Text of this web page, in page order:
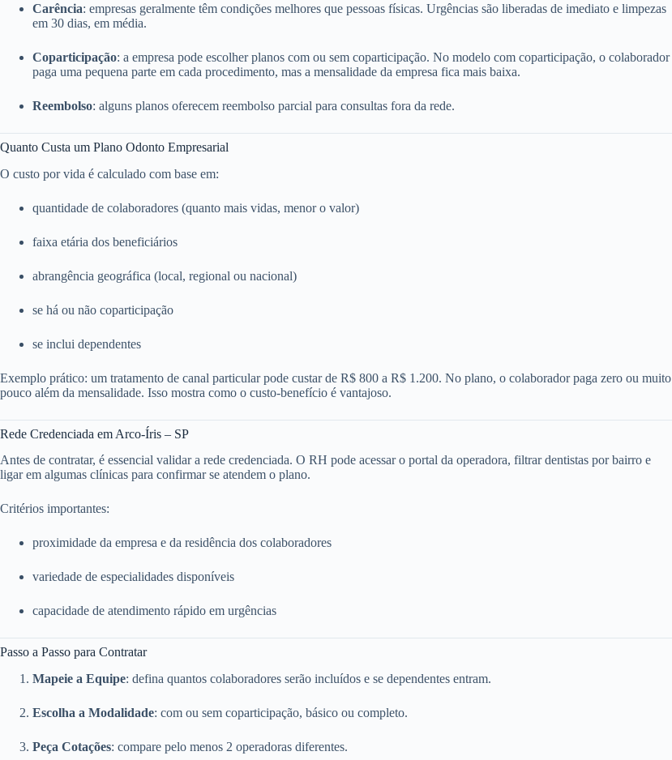
Carência: empresas geralmente têm condições melhores que pessoas físicas. Urgências são liberadas de imediato e limpezas
em 30 dias, em média.
Coparticipação: a empresa pode escolher planos com ou sem coparticipação. No modelo com coparticipação, o colaborador
paga uma pequena parte em cada procedimento, mas a mensalidade da empresa fica mais baixa.
Reembolso: alguns planos oferecem reembolso parcial para consultas fora da rede.
Quanto Custa um Plano Odonto Empresarial
O custo por vida é calculado com base em:
quantidade de colaboradores (quanto mais vidas, menor o valor)
faixa etária dos beneficiários
abrangência geográfica (local, regional ou nacional)
se há ou não coparticipação
se inclui dependentes
Exemplo prático: um tratamento de canal particular pode custar de R$ 800 a R$ 1.200. No plano, o colaborador paga zero ou muito
pouco além da mensalidade. Isso mostra como o custo-benefício é vantajoso.
Rede Credenciada em Arco-Íris – SP
Antes de contratar, é essencial validar a rede credenciada. O RH pode acessar o portal da operadora, filtrar dentistas por bairro e
ligar em algumas clínicas para confirmar se atendem o plano.
Critérios importantes:
proximidade da empresa e da residência dos colaboradores
variedade de especialidades disponíveis
capacidade de atendimento rápido em urgências
Passo a Passo para Contratar
Mapeie a Equipe: defina quantos colaboradores serão incluídos e se dependentes entram.
Escolha a Modalidade: com ou sem coparticipação, básico ou completo.
Peça Cotações: compare pelo menos 2 operadoras diferentes.